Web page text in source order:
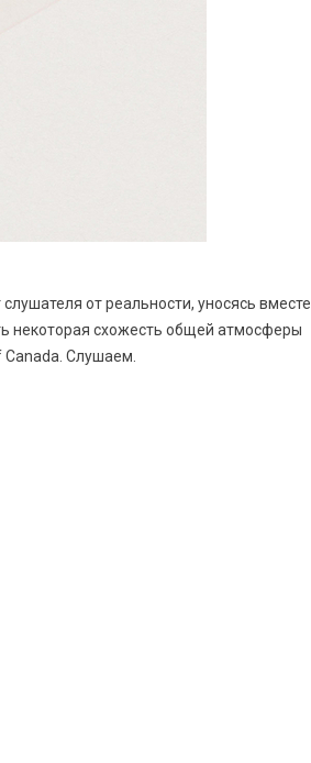
от реальности, уносясь вместе
некоторая схожесть общей атмосферы
Слушаем.